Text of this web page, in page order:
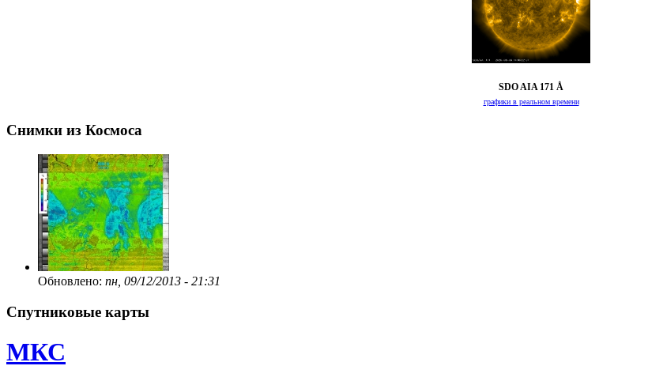
SDO AIA 171 Å
графики в реальном времени
Снимки из Космоса
Обновлено: пн, 09/12/2013 - 21:31
Спутниковые карты
МКС